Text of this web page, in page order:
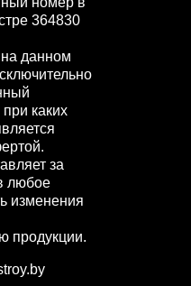
364830
данном
каких
за
любое
изменения
продукции.